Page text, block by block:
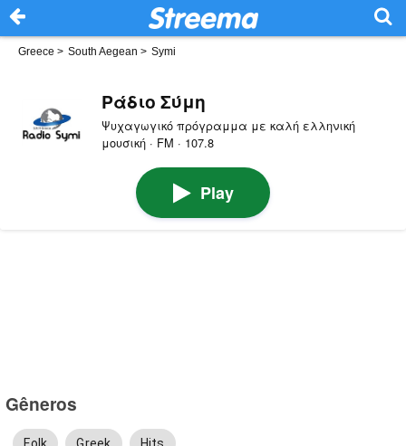
Greece > South Aegean > Symi
Ράδιο Σύμη
Ψυχαγωγικό πρόγραμμα με καλή ελληνική
μουσική · FM · 107.8
Play
Gêneros
Folk Greek Hits